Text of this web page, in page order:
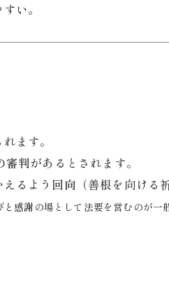
い。
ます。
審判があるとされます。
るよう 回向 （善根を向け
と感謝の場として法要を営むのが一